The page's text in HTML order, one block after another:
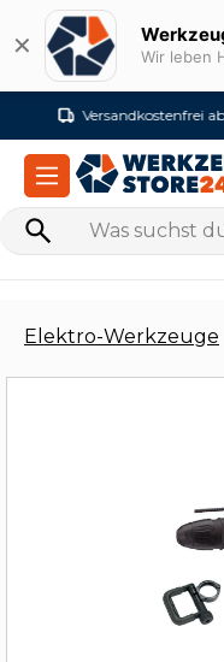
Zum Hauptinhalt
✕ Wir leben
Elektro-Werkzeuge